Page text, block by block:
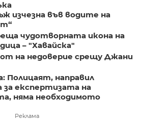
изчезна във водите на
чудотворната икона на
– "Хавайска"
на недоверие срещу Джани
Полицаят, направил
за експертизата на
няма необходимото
Реклама